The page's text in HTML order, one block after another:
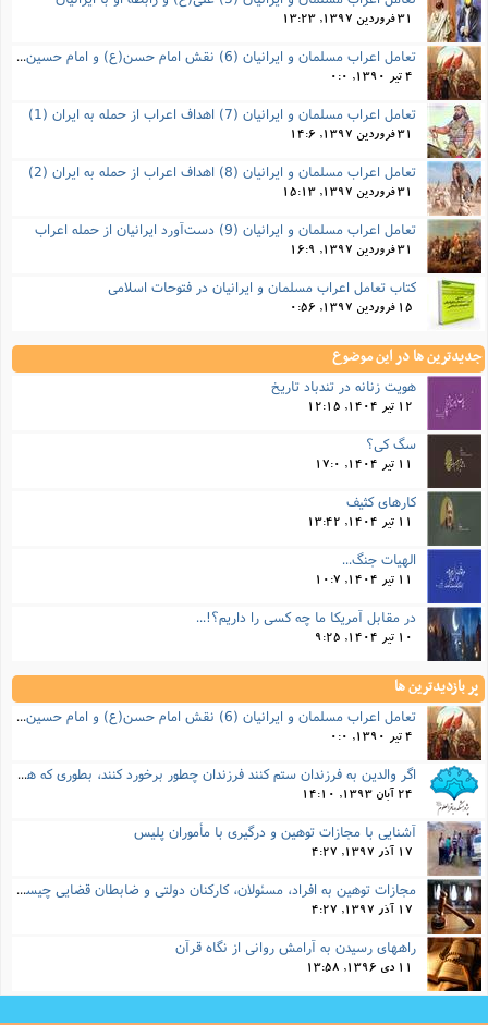
31 فروردین 1397, 13:23
تعامل اعراب مسلمان و ایرانیان (6) نقش امام حسن(ع) و امام حسین(ع) در فتح ایران
4 تیر 1390, 0:0
تعامل اعراب مسلمان و ایرانیان (7) اهداف اعراب از حمله به ایران (1)
31 فروردین 1397, 14:6
تعامل اعراب مسلمان و ایرانیان (8) اهداف اعراب از حمله به ایران (2)
31 فروردین 1397, 15:13
تعامل اعراب مسلمان و ایرانیان (9) دست‌آورد ایرانیان از حمله اعراب
31 فروردین 1397, 16:9
کتاب تعامل اعراب مسلمان و ایرانیان در فتوحات اسلامی
15 فروردین 1397, 0:56
جدیدترین ها در این موضوع
هویت زنانه در تندباد تاریخ
12 تیر 1404, 12:15
سگ کی؟
11 تیر 1404, 17:0
کارهای کثیف
11 تیر 1404, 13:42
الهیات جنگ...
11 تیر 1404, 10:7
در مقابل آمریکا ما چه کسی را داریم؟!...
10 تیر 1404, 9:25
پر بازدیدترین ها
تعامل اعراب مسلمان و ایرانیان (6) نقش امام حسن(ع) و امام حسین(ع) در فتح ایران
4 تیر 1390, 0:0
اگر والدین به فرزندان ستم کنند فرزندان چطور برخورد کنند، بطوری که هم موجب ناراحتی آنها نشود و هم بتوانند آنها را امر به معروف و نهی از منکر کنند، و اگر نصیحت تأثیر نداشت چطور باید با آنها برخورد کرد؟
24 آبان 1393, 14:10
آشنایی با مجازات توهین و درگیری با مأموران پلیس
17 آذر 1397, 4:27
مجازات‌ توهین به افراد، مسئولان، کارکنان دولتی و ضابطان قضایی چیست؟
17 آذر 1397, 4:27
راههای رسیدن به آرامش روانی از نگاه قرآن
11 دی 1396, 13:58